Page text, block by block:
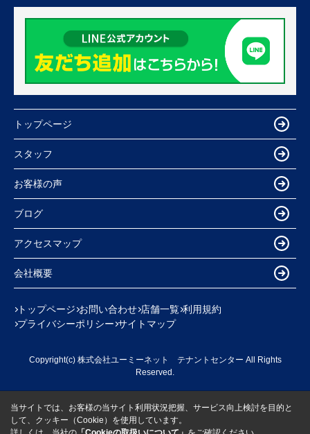
トップページ
スタッフ
お客様の声
ブログ
アクセスマップ
会社概要
トップページ お問い合わせ 店舗一覧 利用規約
プライバシーポリシー サイトマップ
Copyright(c) 株式会社ユーミーネット テナントセンター All Rights
Reserved.
当サイトでは、お客様の当サイト利用状況把握、サービス向上検討を目的と
して、クッキー（Cookie）を使用しています。